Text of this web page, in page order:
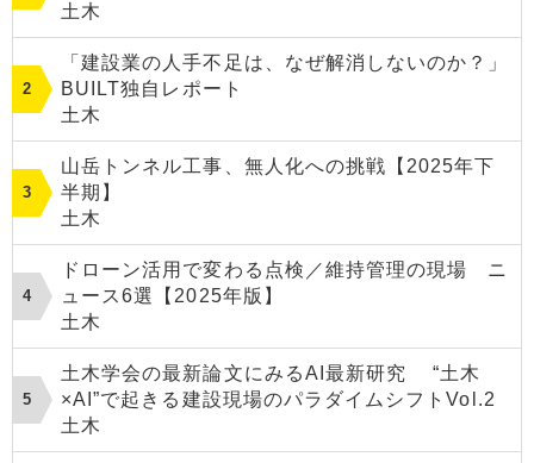
土木
「建設業の人手不足は、なぜ解消しないのか？」
BUILT独自レポート
土木
山岳トンネル工事、無人化への挑戦【2025年下
半期】
土木
ドローン活用で変わる点検／維持管理の現場 ニ
ュース6選【2025年版】
土木
土木学会の最新論文にみるAI最新研究 “土木
×AI”で起きる建設現場のパラダイムシフトVol.2
土木